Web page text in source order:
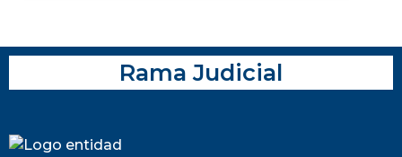
Rama Judicial